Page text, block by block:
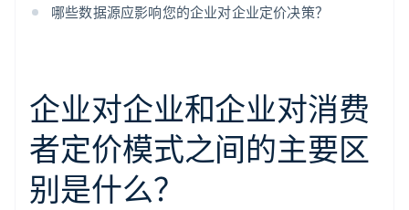
哪些数据源应影响您的企业对企业定价决策？
企业对企业和企业对消费
者定价模式之间的主要区
别是什么？